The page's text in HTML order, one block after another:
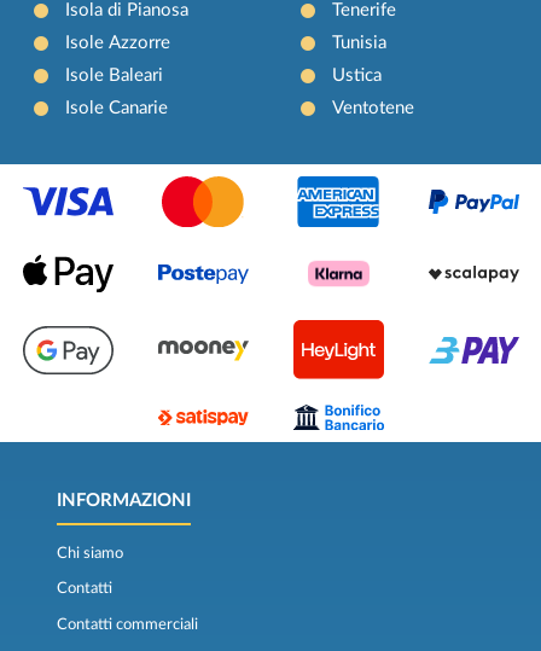
Isola di Pianosa
Isole Azzorre
Isole Baleari
Isole Canarie
Tenerife
Tunisia
Ustica
Ventotene
INFORMAZIONI
Chi siamo
Contatti
Contatti commerciali